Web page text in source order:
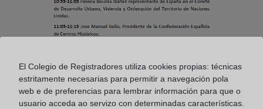
El Colegio de Registradores utiliza cookies propias: técnicas
estritamente necesarias para permitir a navegación pola
web e de preferencias para lembrar información para que o
usuario acceda ao servizo con determinadas características.